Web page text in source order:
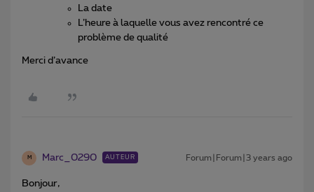
La date
L’heure à laquelle vous avez rencontré ce
problème de qualité
Merci d’avance
M Marc_0290 AUTEUR Forum|Forum|3 years ago
Bonjour,